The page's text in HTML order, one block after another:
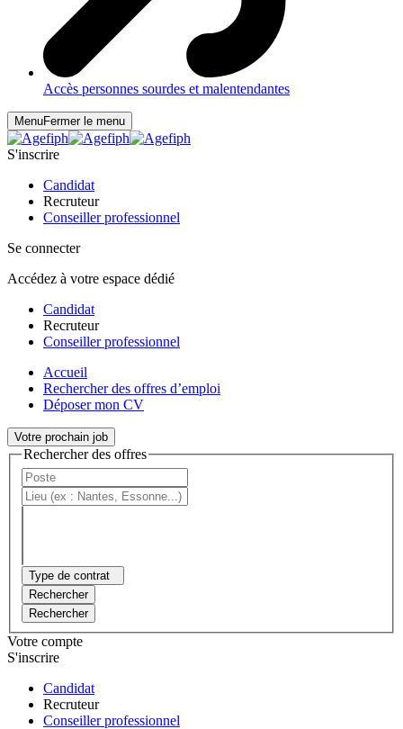
Accès personnes sourdes et malentendantes
MenuFermer le menu
S'inscrire
Candidat
Recruteur
Conseiller professionnel
Se connecter
Accédez à votre espace dédié
Candidat
Recruteur
Conseiller professionnel
Accueil
Rechercher des offres d’emploi
Déposer mon CV
Votre prochain job
Rechercher des offres
Type de contrat
Rechercher
Rechercher
Votre compte
S'inscrire
Candidat
Recruteur
Conseiller professionnel